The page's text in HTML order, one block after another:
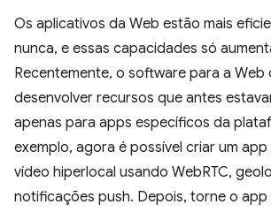
Os aplicativos da Web estão mais
nunca, e essas capacidades só
Recentemente, o software para a Web
desenvolver recursos que antes
apenas para apps específicos da
exemplo, agora é possível criar um
vídeo hiperlocal usando WebRTC,
notificações push. Depois, torne o app